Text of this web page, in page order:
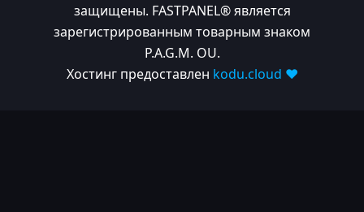
защищены. FASTPANEL® является
зарегистрированным товарным знаком
P.A.G.M. OU.
Хостинг предоставлен kodu.cloud ❤️